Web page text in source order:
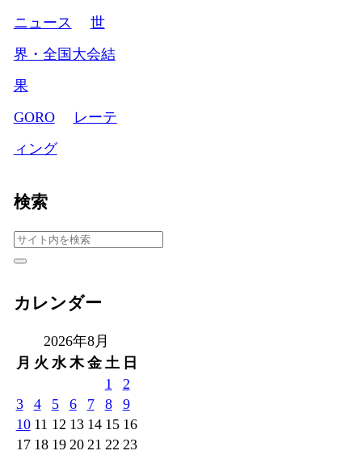
ニュース
世
界・全国大会結
果
GORO
レーテ
ィング
検索
カレンダー
2026年8月
月 火 水 木 金 土 日
1
2
3
4 5 6 7 8
9
10 11 12 13 14 15 16
17 18 19 20 21 22 23